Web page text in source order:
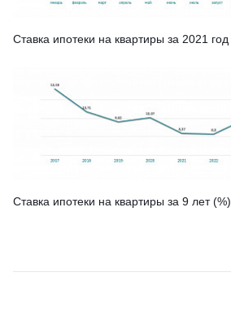
Ставка ипотеки на квартиры за 2021 год
Ставка ипотеки на квартиры за 9 лет (%)